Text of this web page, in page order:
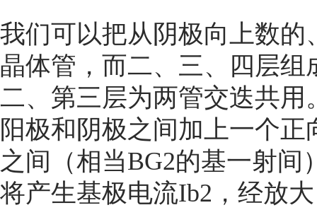
我们可以把从阴极向上数的
晶体管，而二、三、四层组
二、第三层为两管交迭共
阳极和阴极之间加上一个
之间（相当BG2的基一射间
将产生基极电流Ib2，经放